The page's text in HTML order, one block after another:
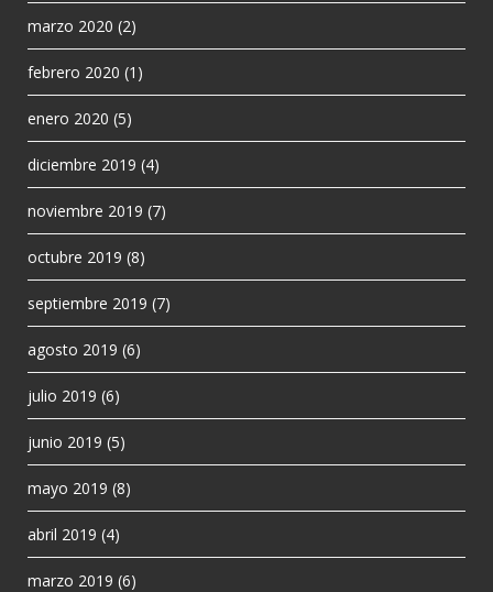
marzo 2020 (2)
febrero 2020 (1)
enero 2020 (5)
diciembre 2019 (4)
noviembre 2019 (7)
octubre 2019 (8)
septiembre 2019 (7)
agosto 2019 (6)
julio 2019 (6)
junio 2019 (5)
mayo 2019 (8)
abril 2019 (4)
marzo 2019 (6)